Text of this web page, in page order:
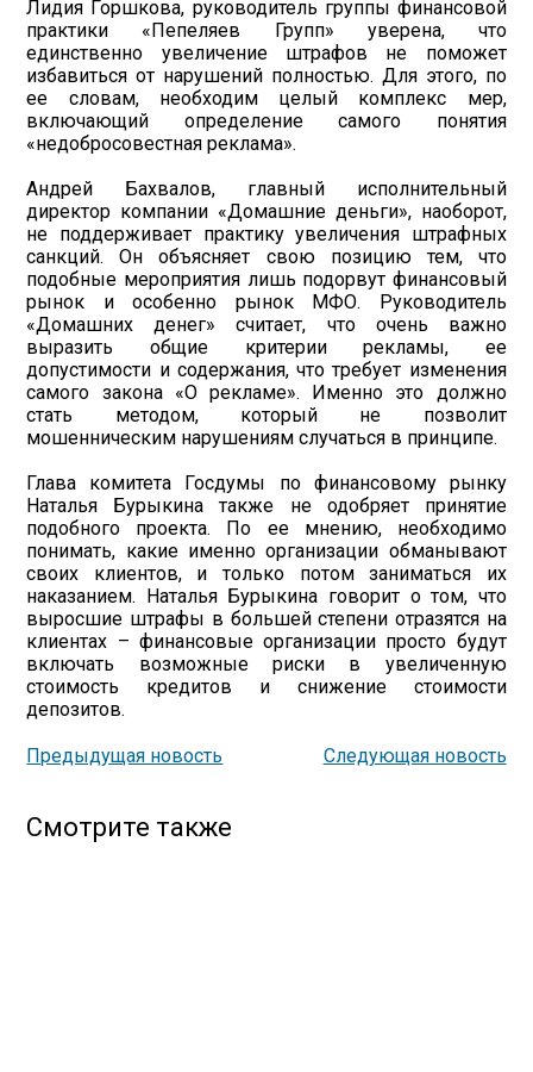
Лидия Горшкова, руководитель группы финансовой
практики «Пепеляев Групп» уверена, что
единственно увеличение штрафов не поможет
избавиться от нарушений полностью. Для этого, по
ее словам, необходим целый комплекс мер,
включающий определение самого понятия
«недобросовестная реклама».
Андрей Бахвалов, главный исполнительный
директор компании «Домашние деньги», наоборот,
не поддерживает практику увеличения штрафных
санкций. Он объясняет свою позицию тем, что
подобные мероприятия лишь подорвут финансовый
рынок и особенно рынок МФО. Руководитель
«Домашних денег» считает, что очень важно
выразить общие критерии рекламы, ее
допустимости и содержания, что требует изменения
самого закона «О рекламе». Именно это должно
стать методом, который не позволит
мошенническим нарушениям случаться в принципе.
Глава комитета Госдумы по финансовому рынку
Наталья Бурыкина также не одобряет принятие
подобного проекта. По ее мнению, необходимо
понимать, какие именно организации обманывают
своих клиентов, и только потом заниматься их
наказанием. Наталья Бурыкина говорит о том, что
выросшие штрафы в большей степени отразятся на
клиентах – финансовые организации просто будут
включать возможные риски в увеличенную
стоимость кредитов и снижение стоимости
депозитов.
Предыдущая новость Следующая новость
Смотрите также